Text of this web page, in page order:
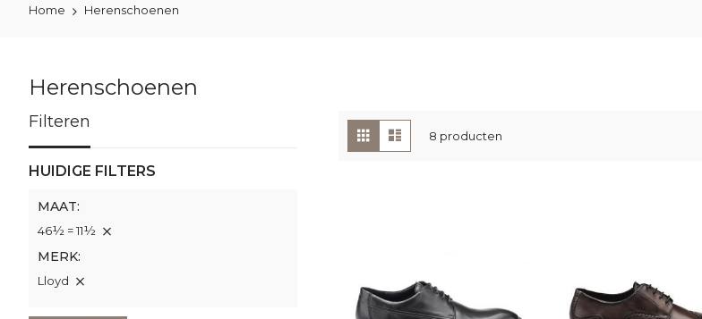
Home Herenschoenen
Herenschoenen
Tonen
als
Foto-
tabel
8 producten
Filteren
HUIDIGE FILTERS
MAAT
46½ = 11½
MERK
Lloyd